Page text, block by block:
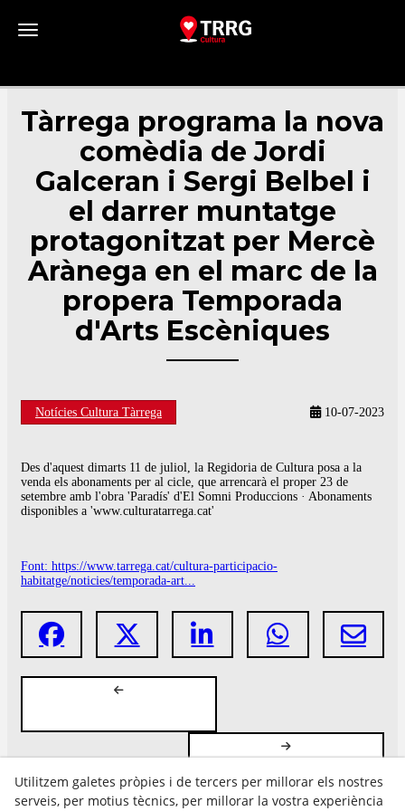
Toggle navigation
Tàrrega programa la nova
comèdia de Jordi
Galceran i Sergi Belbel i
el darrer muntatge
protagonitzat per Mercè
Arànega en el marc de la
propera Temporada
d'Arts Escèniques
Notícies Cultura Tàrrega 10-07-2023
Des d'aquest dimarts 11 de juliol, la Regidoria de Cultura posa a la
venda els abonaments per al cicle, que arrencarà el proper 23 de
setembre amb l'obra 'Paradís' d'El Somni Produccions · Abonaments
disponibles a 'www.culturatarrega.cat'
Font: https://www.tarrega.cat/cultura-participacio-
habitatge/noticies/temporada-art...
Utilitzem galetes pròpies i de tercers per millorar els nostres
serveis, per motius tècnics, per millorar la vostra experiència